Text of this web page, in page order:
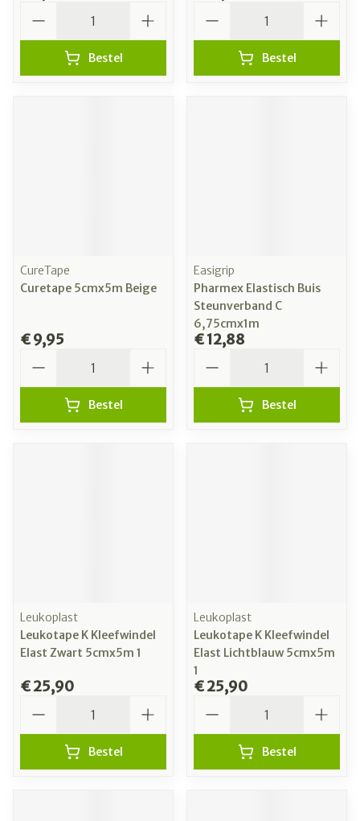
Bestel Bestel
CureTape
Curetape 5cmx5m Beige
€ 9,95
Bestel
Easigrip
Pharmex Elastisch Buis
Steunverband C
6,75cmx1m
€ 12,88
Bestel
Leukoplast
Leukotape K Kleefwindel
Elast Zwart 5cmx5m 1
€ 25,90
Bestel
Leukoplast
Leukotape K Kleefwindel
Elast Lichtblauw 5cmx5m
1
€ 25,90
Bestel